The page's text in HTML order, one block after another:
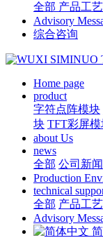
全部 产品工
Advisory
综合咨询
Home page
product
字符点阵模块
块 TFT彩屏模
about Us
news
全部 公司新闻
Production
technical
全部 产品工
Advisory